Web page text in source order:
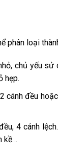
phân loại
chủ yếu
hẹp.
đều
4 cánh
kề…